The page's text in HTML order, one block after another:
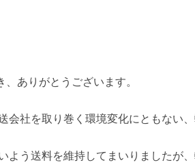
ありがとうございます。
会社を取り巻く環境変化にともない
よう送料を維持してまいりましたが